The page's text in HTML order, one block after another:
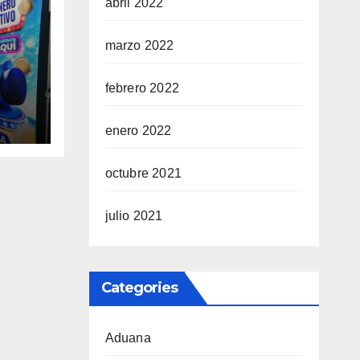
abril 2022
marzo 2022
febrero 2022
enero 2022
octubre 2021
julio 2021
Categories
Aduana